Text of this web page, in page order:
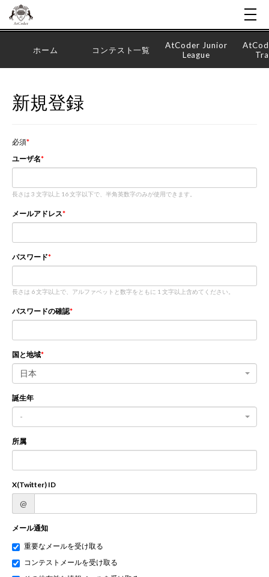
ホーム コンテスト一覧
AtCoder Junior
League
新規登録
必須
ユーザ名
長さは 3 文字以上 16 文字以下で、半角英数字のみが使用できます。
メールアドレス
パスワード
長さは 6 文字以上で、アルファベットと数字をともに 1 文字以上含めてください。
パスワードの確認
国と地域
日本
誕生年
-
所属
X(Twitter) ID
@
メール通知
重要なメールを受け取る
コンテストメールを受け取る